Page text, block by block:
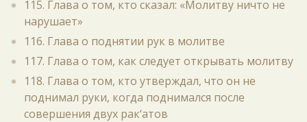
115. Глава о том, кто сказал: «Молитву ничто не
нарушает»
116. Глава о поднятии рук в молитве
117. Глава о том, как следует открывать молитву
118. Глава о том, кто утверждал, что он не
поднимал руки, когда поднимался после
совершения двух рак‘атов